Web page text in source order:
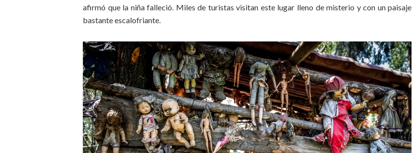
afirmó que la niña falleció. Miles de turistas visitan este lugar lleno de misterio y con un paisaje
bastante escalofriante.